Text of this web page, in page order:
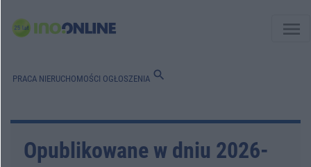
menu
PRACA NIERUCHOMOŚCI OGŁOSZENIA search
Opublikowane w dniu 2026-